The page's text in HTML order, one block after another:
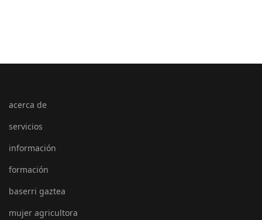
acerca de
servicios
información
formación
baserri gaztea
mujer agricultora